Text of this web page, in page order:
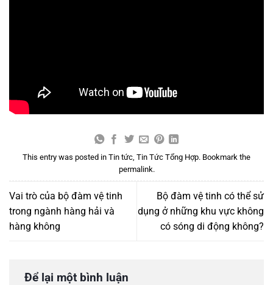
This entry was posted in Tin tức Tin Tức Tổng Hợp. Bookmark the
permalink.
Vai trò của bộ đàm vệ tinh
trong ngành hàng hải và
hàng không
Bộ đàm vệ tinh có thể sử
dụng ở những khu vực không
có sóng di động không?
Để lại một bình luận